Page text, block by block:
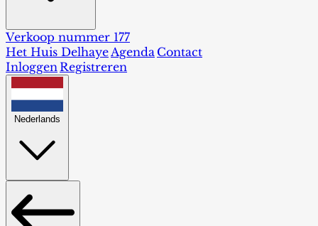
Verkoop nummer 177
Het Huis DelhayeAgenda Contact
InloggenRegistreren
Nederlands